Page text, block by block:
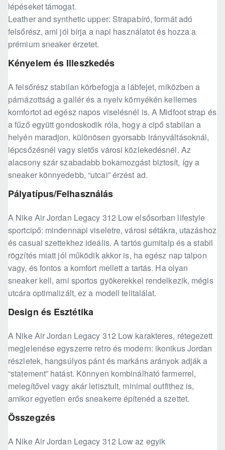
lépéseket támogat.
Leather and synthetic upper: Strapabíró, formát adó
felsőrész, ami jól bírja a napi használatot és hozza a
prémium sneaker érzetet.
Kényelem és Illeszkedés
A felsőrész stabilan körbefogja a lábfejet, miközben a
párnázottság a gallér és a nyelv környékén kellemes
komfortot ad egész napos viselésnél is. A Midfoot strap és
a fűző együtt gondoskodik róla, hogy a cipő stabilan a
helyén maradjon, különösen gyorsabb irányváltásoknál,
lépcsőzésnél vagy sietős városi közlekedésnél. Az
alacsony szár szabadabb bokamozgást biztosít, így a
sneaker könnyedebb, “utcai” érzést ad.
Pályatípus/Felhasználás
A Nike Air Jordan Legacy 312 Low elsősorban lifestyle
sportcipő: mindennapi viseletre, városi sétákra, utazáshoz
és casual szettekhez ideális. A tartós gumitalp és a stabil
rögzítés miatt jól működik akkor is, ha egész nap talpon
vagy, és fontos a komfort mellett a tartás. Ha olyan
sneaker kell, ami sportos gyökerekkel rendelkezik, mégis
utcára optimalizált, ez a modell telitalálat.
Design és Esztétika
A Nike Air Jordan Legacy 312 Low karakteres, rétegezett
megjelenése egyszerre retro és modern: ikonikus Jordan
részletek, hangsúlyos pánt és markáns arányok adják a
“statement” hatást. Könnyen kombinálható farmerrel,
melegítővel vagy akár letisztult, minimal outfithez is,
amikor egyetlen erős sneakerre építenéd a szettet.
Összegzés
A Nike Air Jordan Legacy 312 Low az egyik